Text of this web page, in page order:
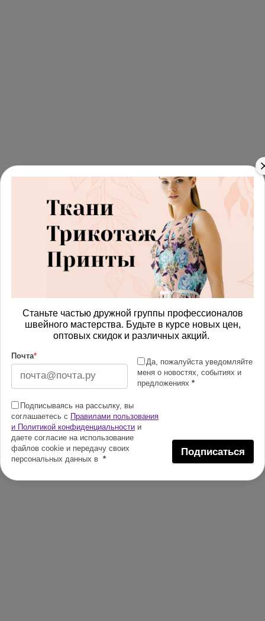
Станьте частью дружной группы профессионалов
швейного мастерства. Будьте в курсе новых цен,
оптовых скидок и различных акций.
Почта*
Да, пожалуйста уведомляйте
меня о новостях, событиях и
предложениях *
Подписываясь на рассылку, вы
соглашаетесь с Правилами пользования
и Политикой конфиденциальности и
даете согласие на использование
файлов cookie и передачу своих
персональных данных в *
Подписаться